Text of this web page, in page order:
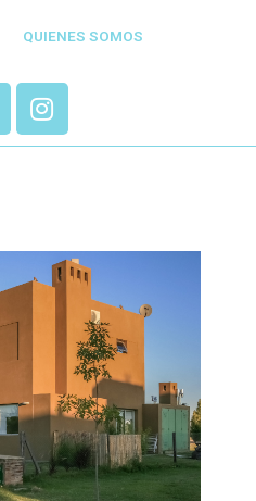
QUIENES SOMOS